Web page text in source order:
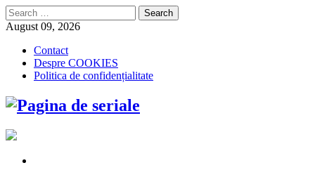
Search
for:
August 09, 2026
Contact
Despre COOKIES
Politica de confidențialitate